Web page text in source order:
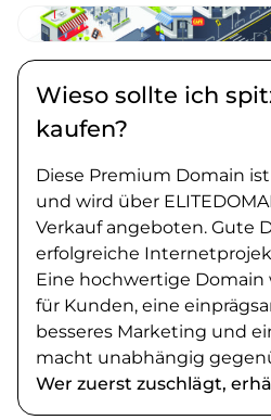
Wieso sollte ich
kaufen?
Diese Premium Domain
und wird über
Verkauf angeboten. Gute
erfolgreiche
Eine hochwertige Domain
für Kunden, eine
besseres Marketing und
macht unabhängig
Wer zuerst zuschlägt,